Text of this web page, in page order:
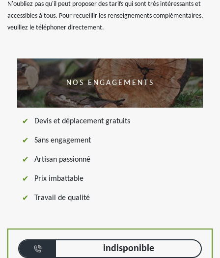
N'oubliez pas qu'il peut proposer des tarifs qui sont très intéressants et
accessibles à tous. Pour recueillir les renseignements complémentaires,
veuillez le téléphoner directement.
NOS ENGAGEMENTS
Devis et déplacement gratuits
Sans engagement
Artisan passionné
Prix imbattable
Travail de qualité
indisponible